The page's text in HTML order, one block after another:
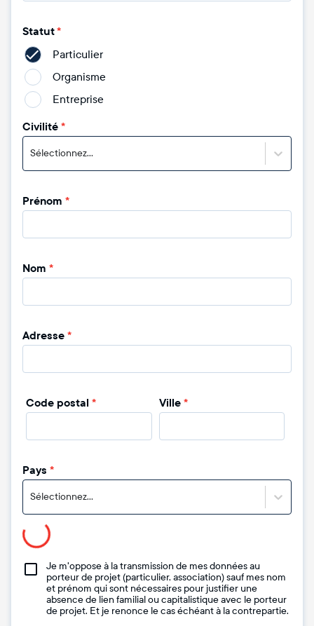
Statut*
Particulier
Organisme
Entreprise
Civilité*
Sélectionnez...
Prénom *
Nom *
Adresse*
Code postal * Ville *
Pays *
Sélectionnez...
Je m'oppose à la transmission de mes données au
porteur de projet (particulier, association) sauf mes nom
et prénom qui sont nécessaires pour justifier une
absence de lien familial ou capitalistique avec le porteur
de projet. Et je renonce le cas échéant à la contrepartie.